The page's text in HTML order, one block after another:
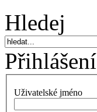
Hledej
Přihlášení
Uživatelské jméno